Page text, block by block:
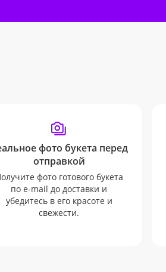
фото букета перед
отправкой
фото готового букета
по e-mail до доставки и
убедитесь в его красоте и
свежести.